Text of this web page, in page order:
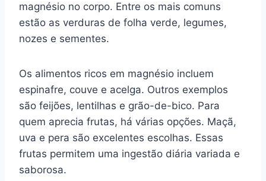
magnésio no corpo. Entre os mais comuns
estão as verduras de folha verde, legumes,
nozes e sementes.
Os alimentos ricos em magnésio incluem
espinafre, couve e acelga. Outros exemplos
são feijões, lentilhas e grão-de-bico. Para
quem aprecia frutas, há várias opções. Maçã,
uva e pera são excelentes escolhas. Essas
frutas permitem uma ingestão diária variada e
saborosa.